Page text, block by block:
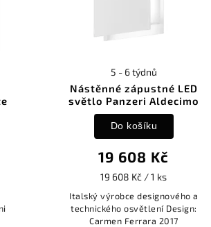
Nástěnné zápustné LED
světlo Panzeri Aldecimo
5 - 6 týdnů
19 608 Kč
19 608 Kč / 1 ks
Do košíku
Italský výrobce designového a
technického osvětlení Design:
Carmen Ferrara 2017